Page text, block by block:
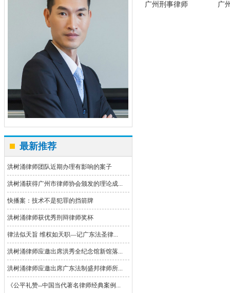
最新推荐
洪树涌律师团队近期办理有影响的案子
洪树涌获得广州市律师协会颁发的理论成...
快播案：技术不是犯罪的挡箭牌
洪树涌律师获优秀刑辩律师奖杯
律法似天旨 维权如天职—记广东法圣律...
洪树涌律师应邀出席洪秀全纪念馆新馆落...
洪树涌律师应邀出席广东法制盛邦律师所...
《公平礼赞--中国当代著名律师经典案例...
广州刑事律师 广